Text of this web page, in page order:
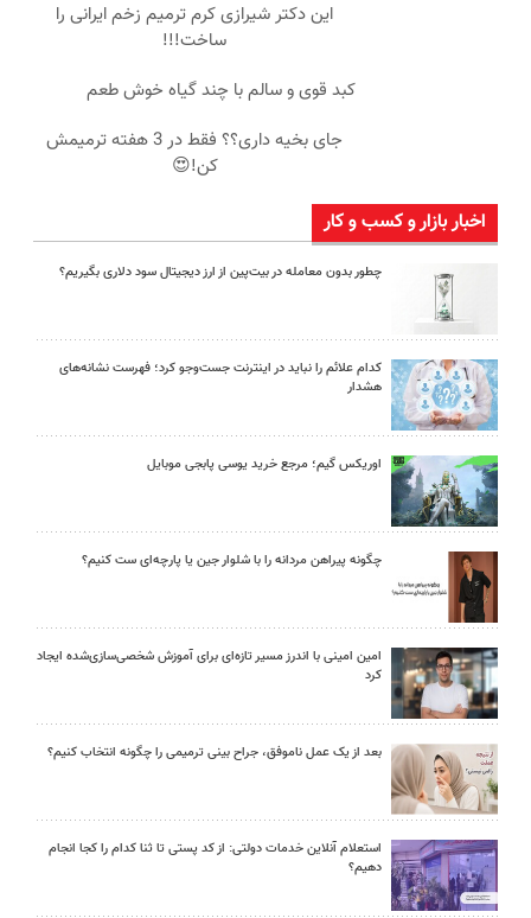
این دکتر شیرازی کرم ترمیم زخم ایرانی را
ساخت!!!
کبد قوی و سالم با چند گیاه خوش طعم
جای بخیه داری؟؟ فقط در 3 هفته ترمیمش
کن!😍
اخبار بازار و کسب و کار
چطور بدون معامله در بیت‌پین از ارز دیجیتال سود دلاری بگیریم؟
کدام علائم را نباید در اینترنت جست‌وجو کرد؛ فهرست نشانه‌های
هشدار
اوریکس گیم؛ مرجع خرید یوسی پابجی موبایل
چگونه پیراهن مردانه را با شلوار جین یا پارچه‌ای ست کنیم؟
امین امینی با اندرز مسیر تازه‌ای برای آموزش شخصی‌سازی‌شده ایجاد
کرد
بعد از یک عمل ناموفق، جراح بینی ترمیمی را چگونه انتخاب کنیم؟
استعلام آنلاین خدمات دولتی: از کد پستی تا ثنا کدام را کجا انجام
دهیم؟